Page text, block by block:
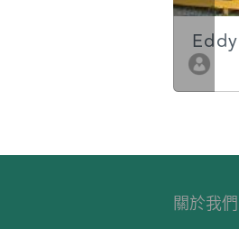
Eddy
關於我們